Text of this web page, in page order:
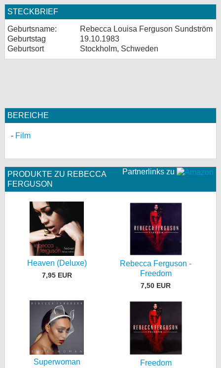
STECKBRIEF
Geburtsname:
Rebecca Louisa Ferguson Sundström
Geburtstag
19.10.1983
Geburtsort
Stockholm, Schweden
BEREICHE
Film
Partnerlinks zu
PRODUKTE ZU REBECCA
FERGUSON
Heaven (Deluxe)
7,95 EUR
Rebecca Ferguson -
Freedom
7,50 EUR
Superwoman Freedom